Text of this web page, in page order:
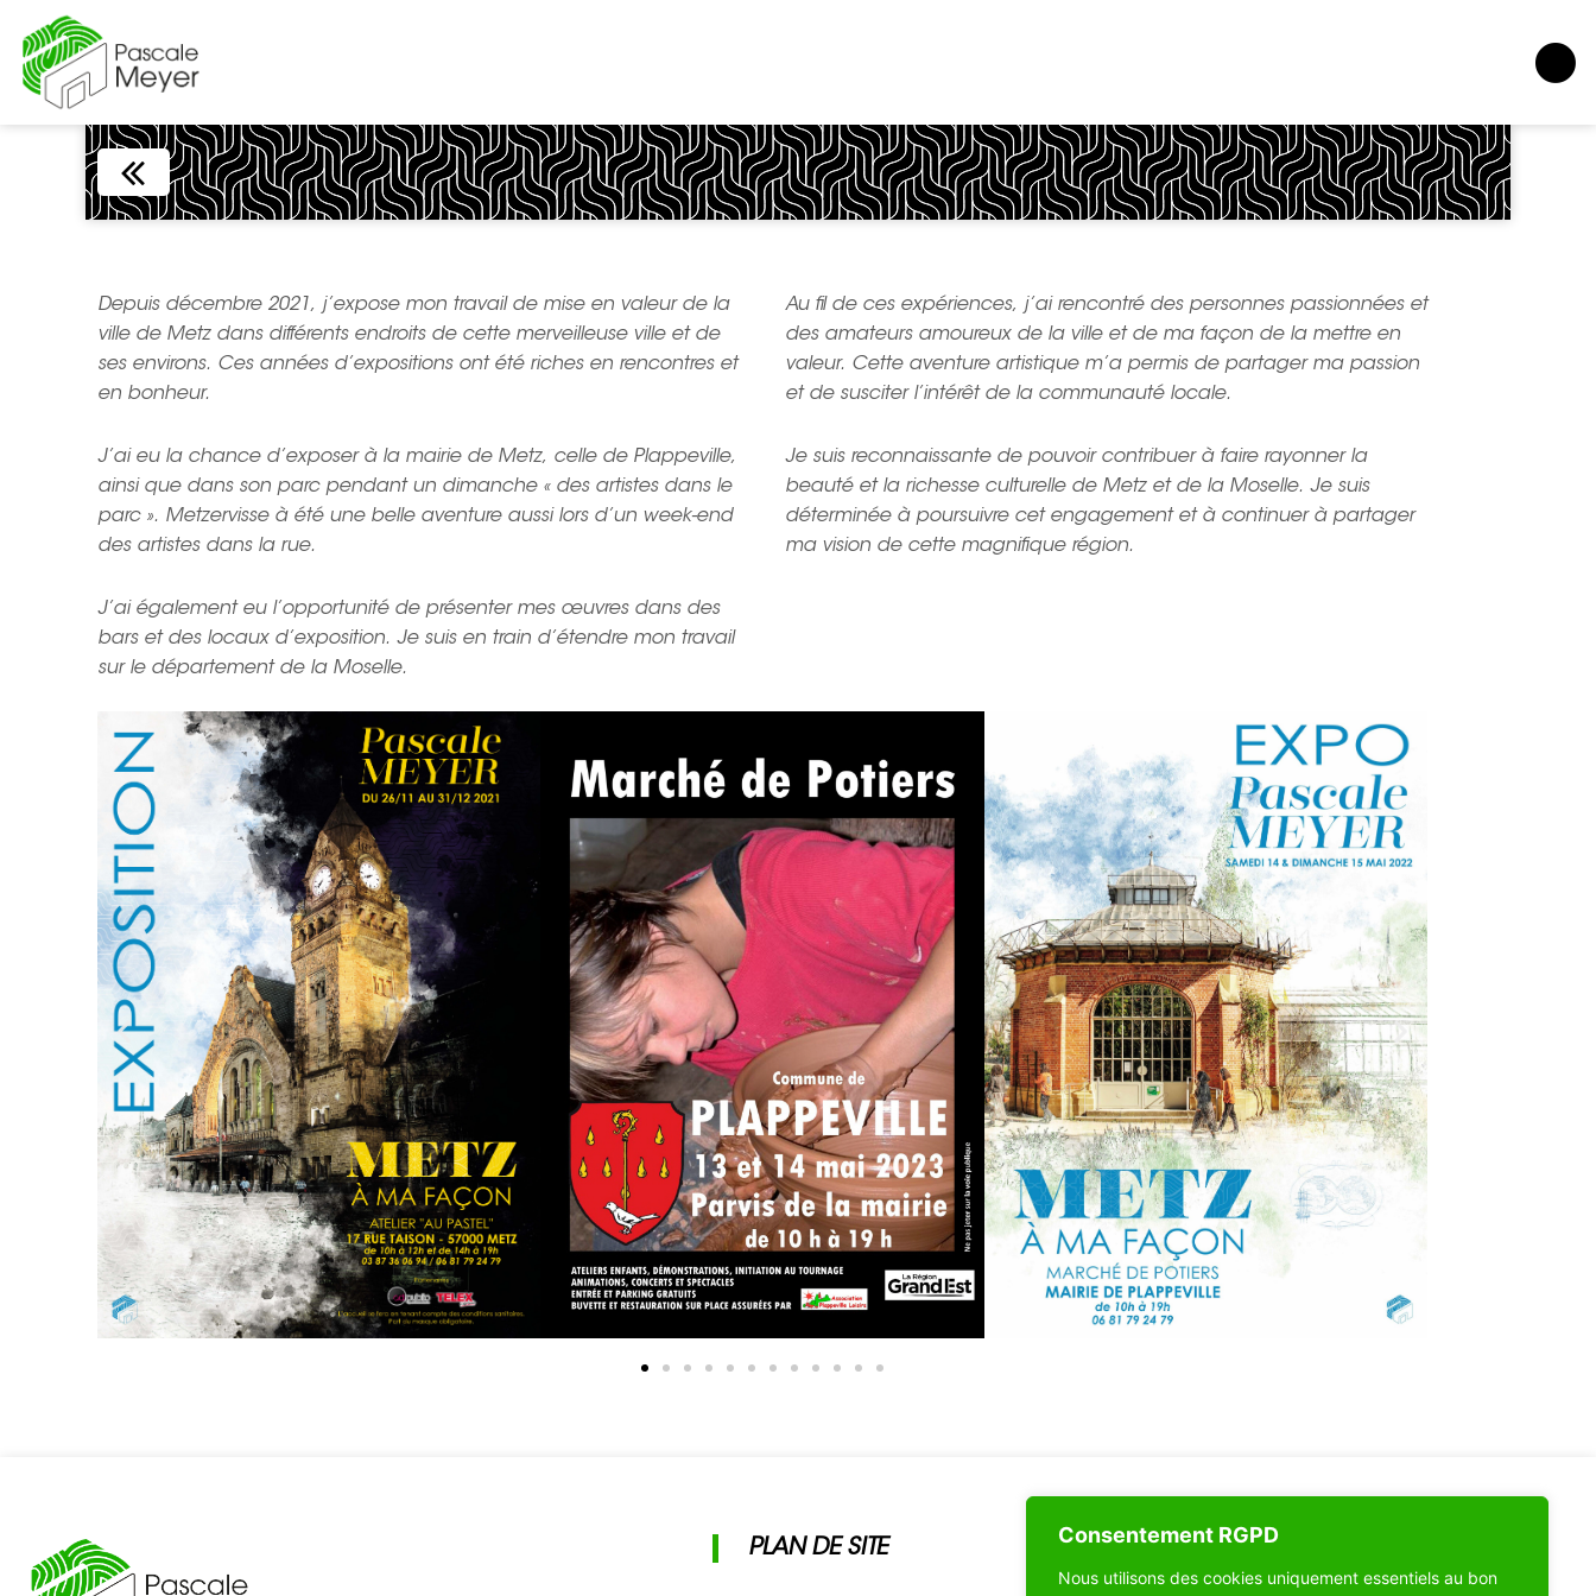
Consentement RGPD
Nous utilisons des cookies uniquement essentiels au bon
contenu
Depuis décembre 2021, j’expose mon travail de mise en valeur de la
ville de Metz dans différents endroits de cette merveilleuse ville et de
ses environs. Ces années d’expositions ont été riches en rencontres et
en bonheur.
J’ai eu la chance d’exposer à la mairie de Metz, celle de Plappeville,
ainsi que dans son parc pendant un dimanche « des artistes dans le
parc ». Metzervisse à été une belle aventure aussi lors d’un week-end
des artistes dans la rue.
J’ai également eu l’opportunité de présenter mes œuvres dans des
bars et des locaux d’exposition. Je suis en train d’étendre mon travail
sur le département de la Moselle.
Au fil de ces expériences, j’ai rencontré des personnes passionnées et
des amateurs amoureux de la ville et de ma façon de la mettre en
valeur. Cette aventure artistique m’a permis de partager ma passion
et de susciter l’intérêt de la communauté locale.
Je suis reconnaissante de pouvoir contribuer à faire rayonner la
beauté et la richesse culturelle de Metz et de la Moselle. Je suis
déterminée à poursuivre cet engagement et à continuer à partager
ma vision de cette magnifique région.
PLAN DE SITE